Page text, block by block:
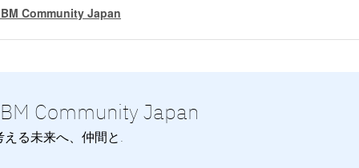
Community Japan
Community Japan
える未来へ、仲間と.